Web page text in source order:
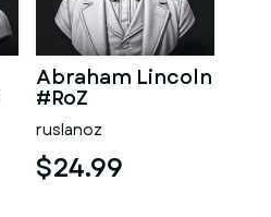
Abraham Lincoln
#RoZ
ruslanoz
$24.99